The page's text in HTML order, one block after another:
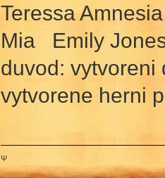
Teressa
Mia Emily
duvod: vytvoreni
vytvorene herni
Ψ